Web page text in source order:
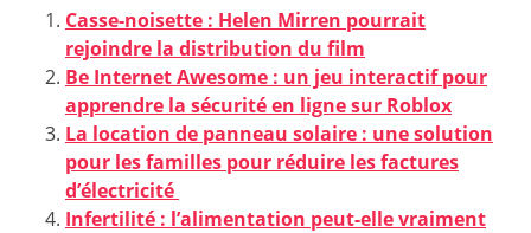
Casse-noisette : Helen Mirren pourrait
rejoindre la distribution du film
Be Internet Awesome : un jeu interactif pour
apprendre la sécurité en ligne sur Roblox
La location de panneau solaire : une solution
pour les familles pour réduire les factures
d’électricité
Infertilité : l’alimentation peut-elle vraiment